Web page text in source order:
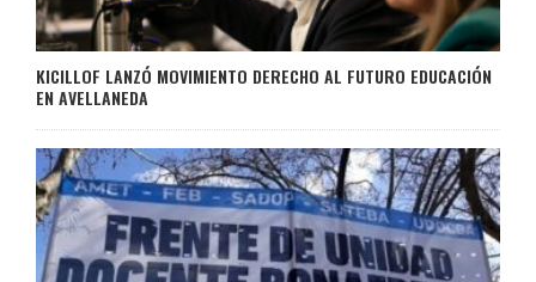
KICILLOF LANZÓ MOVIMIENTO DERECHO AL FUTURO EDUCACIÓN
EN AVELLANEDA